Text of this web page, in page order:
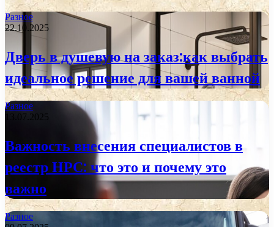
Разное
22.10.2025
Дверь в душевую на заказ:как выбрать
идеальное решение для вашей ванной
Разное
13.07.2025
Важность внесения специалистов в
реестр НРС: что это и почему это
важно
Разное